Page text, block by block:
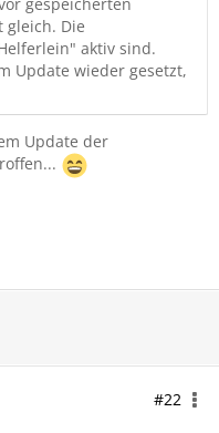
gleich. Die
aktiv sind.
Update wieder gesetzt,
Update der
#22